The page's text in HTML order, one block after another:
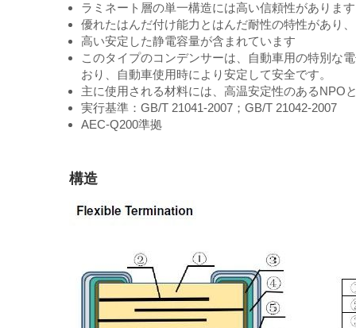
ラミネート層の単一構造には高い信頼性があります
優れたはんだ付け能力とはんだ耐性の特性があり
高い安定した静電容量が含まれています
このタイプのコンデンサーは、自動車用の特別な
おり、自動車使用時により安定して安全です。
主に使用される材料には、高温安定性のあるNPO
実行基準：GB/T 21041-2007；GB/T 21042-2007
AEC-Q200準拠
構造